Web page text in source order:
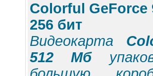
Colorful GeForce
256 бит
Видеокарта
512 Мб